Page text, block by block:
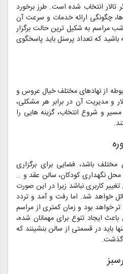
تالار انتخاب شده است. طرز برخورد
ها، چگونگی ارائه خدمات و سرعت آن
شب مراسم به شکیل ترین حالت برگزار
که تعداد پرسنل باید پاسخگوی
از نهادهای مختلف خیال عروس و
و مدیریت آن در برابر هر مشکلی،
و شروع انتخاب، گزینه هایی را
باشد، فضایی برای برگزاری
نگهداری کودکان، سالن عقد و …
کاربری نباشد زیرا در این صورت
خواهد شد. اما رفت و آمد و تردد
خواهد بود و زمان کمتری از مراسم
ایجاد تنوع برای مهمانان شده،
باید در قسمتی از سالن بنشینند که
گذشت.